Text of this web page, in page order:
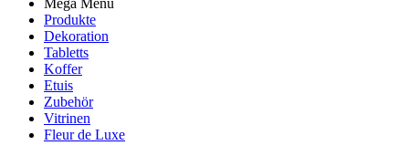
Mega Menu
Produkte
Dekoration
Tabletts
Koffer
Etuis
Zubehör
Vitrinen
Fleur de Luxe